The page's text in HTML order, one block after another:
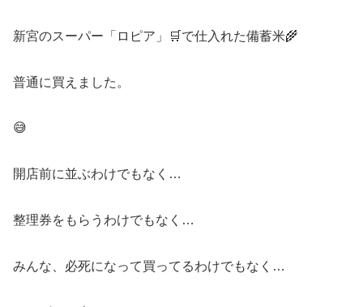
新宮のスーパー「ロピア」🛒で仕入れた備蓄米🌾
普通に買えました。
😅
開店前に並ぶわけでもなく…
整理券をもらうわけでもなく…
みんな、必死になって買ってるわけでもなく…